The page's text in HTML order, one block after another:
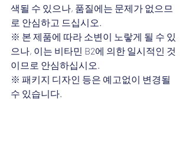
색될 수 있으나, 품질에는 문제가 없으므
로 안심하고 드십시오.
※ 본 제품에 따라 소변이 노랗게 될 수 있
으나, 이는 비타민 B2에 의한 일시적인 것
이므로 안심하십시오.
※ 패키지 디자인 등은 예고없이 변경될
수 있습니다.